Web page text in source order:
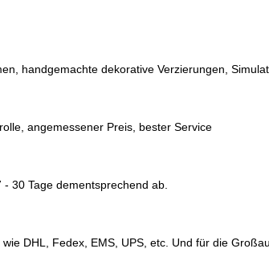
handgemachte dekorative Verzierungen,
angemessener Preis, bester Service
30 Tage dementsprechend ab.
DHL, Fedex, EMS, UPS, etc. Und für die